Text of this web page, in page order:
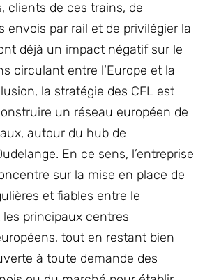
clients de ces trains, de
envois par rail et de privilégier la
déjà un impact négatif sur le
circulant entre l’Europe et la
la stratégie des CFL est
un réseau européen de
autour du hub de
En ce sens, l’entreprise
sur la mise en place de
et fiables entre le
principaux centres
tout en restant bien
à toute demande des